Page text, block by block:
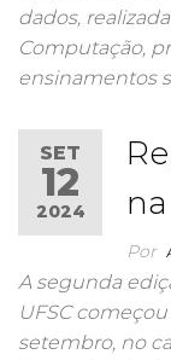
dados,
Computação,
ensinamentos
SET
12
2024
Por
A segunda
UFSC
setembro, no